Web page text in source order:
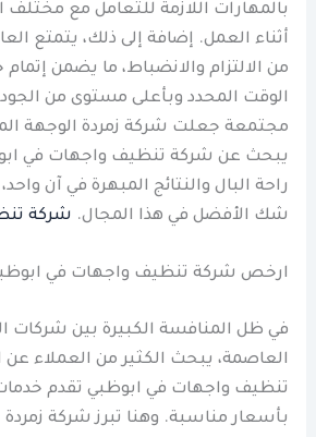
بالمهارات اللازمة للتعامل مع
أثناء العمل. إضافة إلى ذلك، يتمتع
من الالتزام والانضباط، ما يضمن
الوقت المحدد وبأعلى مستوى من
مجتمعة جعلت شركة زمردة الوجهة
يبحث عن شركة تنظيف واجهات في
راحة البال والنتائج المبهرة في آن
شك الأفضل في هذا المجال. شركة
ارخص شركة تنظيف واجهات في
في ظل المنافسة الكبيرة بين شركات
العاصمة، يبحث الكثير من العملاء
تنظيف واجهات في ابوظبي تقدم خدمات
بأسعار مناسبة. وهنا تبرز شركة